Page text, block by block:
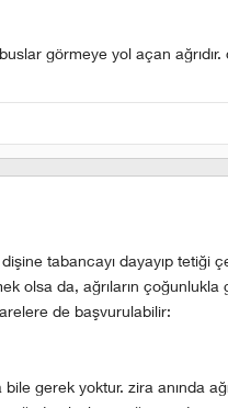
görmeye yol açan
dişine tabancayı dayayıp
olsa da, ağrıların çoğunlukla
de başvurulabilir:
gerek yoktur. zira anında